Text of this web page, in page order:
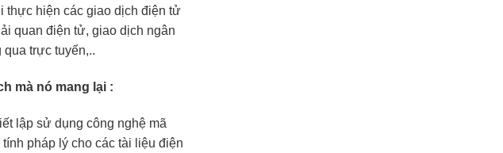
thực hiện các giao dịch điện tử
quan điện tử, giao dịch ngân
trực tuyến,..
mà nó mang lại :
lập sử dụng công nghệ mã
pháp lý cho các tài liệu điện